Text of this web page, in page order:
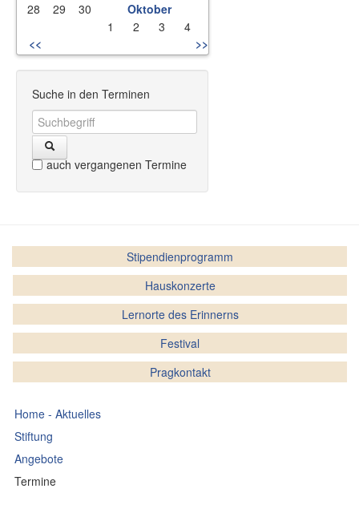
28
29 30
Oktober
1
2 3
4
<<
>>
Suche in den Terminen
auch vergangenen Termine
Stipendienprogramm
Hauskonzerte
Lernorte des Erinnerns
Festival
Pragkontakt
Home - Aktuelles
Stiftung
Angebote
Termine